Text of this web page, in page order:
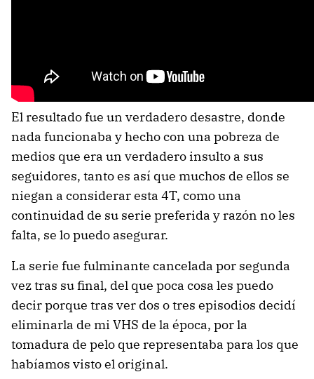
El resultado fue un verdadero desastre, donde
nada funcionaba y hecho con una pobreza de
medios que era un verdadero insulto a sus
seguidores, tanto es así que muchos de ellos se
niegan a considerar esta 4T, como una
continuidad de su serie preferida y razón no les
falta, se lo puedo asegurar.
La serie fue fulminante cancelada por segunda
vez tras su final, del que poca cosa les puedo
decir porque tras ver dos o tres episodios decidí
eliminarla de mi VHS de la época, por la
tomadura de pelo que representaba para los que
habíamos visto el original.